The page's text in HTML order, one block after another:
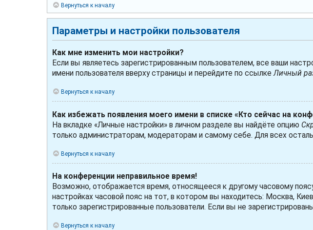
Вернуться к началу
Параметры и настройки пользователя
Как мне изменить мои настройки?
Если вы являетесь зарегистрированным пользователем, все ваши
имени пользователя вверху страницы и перейдите по ссылкеЛичный
Вернуться к началу
Как избежать появления моего имени в списке «Кто сейчас на
На вкладке «Личные настройки» в личном разделе вы найдёте опцию
только администраторам, модераторам и самому себе. Для всех
Вернуться к началу
На конференции неправильное время!
Возможно, отображается время, относящееся к другому часовому
настройках часовой пояс на тот, в котором вы находитесь: Москва,
только зарегистрированные пользователи. Если вы не
Вернуться к началу